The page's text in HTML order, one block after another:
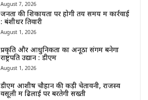
August 7, 2026
जनता की शिकायतों पर होगी तय समय में कार्रवाई
: बंशीधर तिवारी
August 1, 2026
प्रकृति और आधुनिकता का अनूठा संगम बनेगा
राष्ट्रपति उद्यान : डीएम
August 1, 2026
डीएम आशीष चौहान की कड़ी चेतावनी, राजस्व
वसूली में ढिलाई पर बरतेगी सख्ती